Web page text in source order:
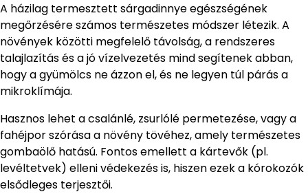
A házilag termesztett sárgadinnye egészségének
megőrzésére számos természetes módszer létezik. A
növények közötti megfelelő távolság, a rendszeres
talajlazítás és a jó vízelvezetés mind segítenek abban,
hogy a gyümölcs ne ázzon el, és ne legyen túl párás a
mikroklímája.
Hasznos lehet a csalánlé, zsurlólé permetezése, vagy a
fahéjpor szórása a növény tövéhez, amely természetes
gombaölő hatású. Fontos emellett a kártevők (pl.
levéltetvek) elleni védekezés is, hiszen ezek a kórokozók
elsődleges terjesztői.